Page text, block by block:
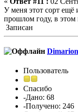
У меня этот сорт ещё
прошлом году, в этом
Записан
Dimarion
Пользователь
Спасибо
-Дано: 68
-Получено: 246